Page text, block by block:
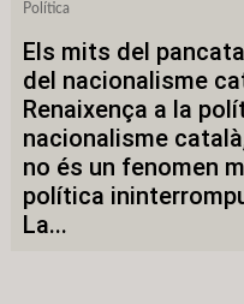
Política
Els mits del
del nacionalisme
Renaixença a la
nacionalisme
no és un fenomen
política
La...